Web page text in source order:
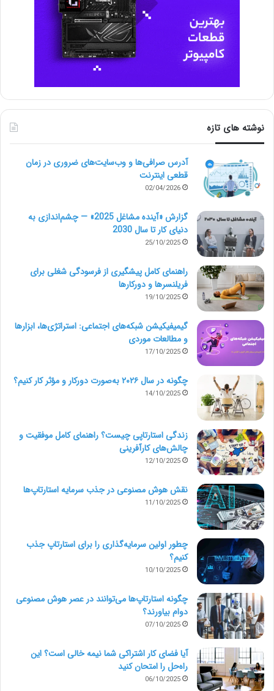
نوشته های تازه
آدرس صرافی‌ها و وب‌سایت‌های ضروری در زمان
قطعی اینترنت
02/04/2026
گزارش «آینده مشاغل 2025» — چشم‌اندازی به
دنیای کار تا سال 2030
25/10/2025
راهنمای کامل پیشگیری از فرسودگی شغلی برای
فریلنسرها و دورکارها
19/10/2025
گیمیفیکیشن شبکه‌های اجتماعی: استراتژی‌ها، ابزارها
و مطالعات موردی
17/10/2025
چگونه در سال ۲۰۲۶ به‌صورت دورکار و مؤثر کار کنیم؟
14/10/2025
زندگی استارتاپی چیست؟ راهنمای کامل موفقیت و
چالش‌های کارآفرینی
12/10/2025
نقش هوش مصنوعی در جذب سرمایه استارتاپ‌ها
11/10/2025
چطور اولین سرمایه‌گذاری را برای استارتاپ جذب
کنیم؟
10/10/2025
چگونه استارتاپ‌ها می‌توانند در عصر هوش مصنوعی
دوام بیاورند؟
07/10/2025
آیا فضای کار اشتراکی شما نیمه‌ خالی است؟ این
راه‌حل را امتحان کنید
06/10/2025